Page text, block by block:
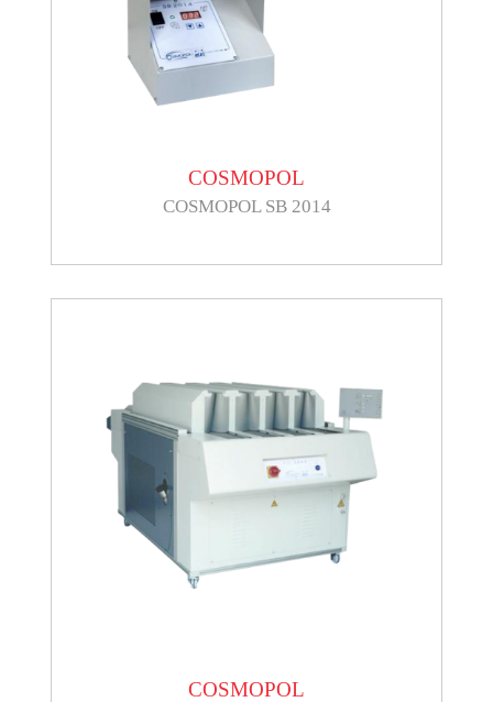
COSMOPOL
COSMOPOL SB 2014
COSMOPOL